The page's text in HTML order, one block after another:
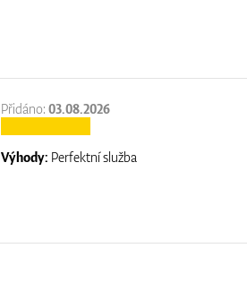
Přidáno:03.08.2026
Výhody: Perfektní služba